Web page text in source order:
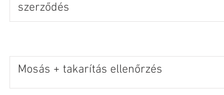
szerződés
Mosás + takarítás ellenőrzés